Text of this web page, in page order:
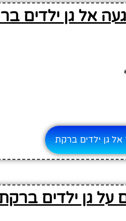
אל גן ילדים
אל גן ילדים ברקת
על גן ילדים